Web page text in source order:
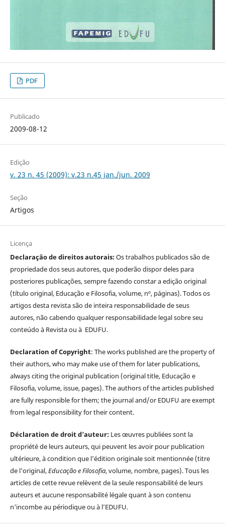
PDF
Publicado
2009-08-12
Edição
v. 23 n. 45 (2009): v.23 n.45 jan./jun. 2009
Seção
Artigos
Licença
Declaração de direitos autorais:Os trabalhos publicados são de
propriedade dos seus autores, que poderão dispor deles para
posteriores publicações, sempre fazendo constar a edição original
(título original, Educação e Filosofia, volume, nº, páginas). Todos os
artigos desta revista são de inteira responsabilidade de seus
autores, não cabendo qualquer responsabilidade legal sobre seu
conteúdo à Revista ou à EDUFU.
Declaration of Copyright: The works published are the property of
their authors, who may make use of them for later publications,
always citing the original publication (original title, Educação e
Filosofia, volume, issue, pages). The authors of the articles published
are fully responsible for them; the journal and/or EDUFU are exempt
from legal responsibility for their content.
Déclaration de droit d’auteur: Les œuvres publiées sont la
propriété de leurs auteurs, qui peuvent les avoir pour publication
ultérieure, à condition que l'édition originale soit mentionnée (titre
de l'original,Educação e Filosofia, volume, nombre, pages). Tous les
articles de cette revue relèvent de la seule responsabilité de leurs
auteurs et aucune responsabilité légale quant à son contenu
n'incombe au périodique ou à l’EDUFU.